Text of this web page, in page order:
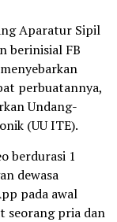
Aparatur Sipil
berinisial FB
perbuatannya,
Undang-
(UU ITE).
berdurasi 1
dewasa
pada awal
seorang pria dan